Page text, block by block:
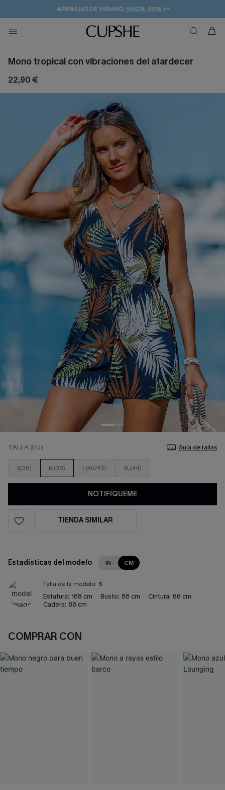
👒PROMOCIÓN DE VERANO:-10% EN 2 VESTIDOS
💌¡SUSCRIBIRSE & GANAR -10% EXTRA!
🚚ENVÍO GRATUITO A PARTIR DE 49 € >>
Mono tropical con vibraciones del atardecer
22,90 €
TALLA (EU) Guía de tallas
S(36) M(38) L(40/42) XL(44)
NOTIFÍQUEME
TIENDA SIMILAR
Estadísticas del modelo IN CM
Talla de la modelo: S
Estatura: 168 cm Busto: 86 cm Cintura: 66 cm
Cadera: 86 cm
COMPRAR CON